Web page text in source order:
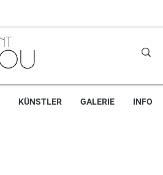
KÜNSTLER GALERIE INFO